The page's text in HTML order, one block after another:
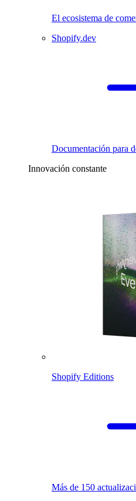
El ecosistema de
Shopify.dev
Documentación para
Innovación constante
Shopify Editions
Más de 150